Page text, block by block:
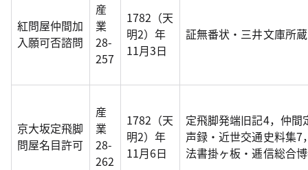
紅問屋仲間加
入願可否諮問
産
業
28-
257
1782（天
明2）年
11月3日
証無番状・三井文庫所蔵
京大坂定飛脚
問屋名目許可
産
業
28-
262
1782（天
明2）年
11月6日
定飛脚発端旧記4，仲
声録・近世交通史料集
法書掛ヶ板・逓信総合